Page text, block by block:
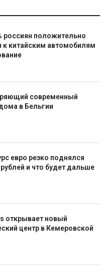
россиян положительно
к китайским автомобилям
современный
в Бельгии
евро резко поднялся
и что будет дальше
открывает новый
центр в Кемеровской